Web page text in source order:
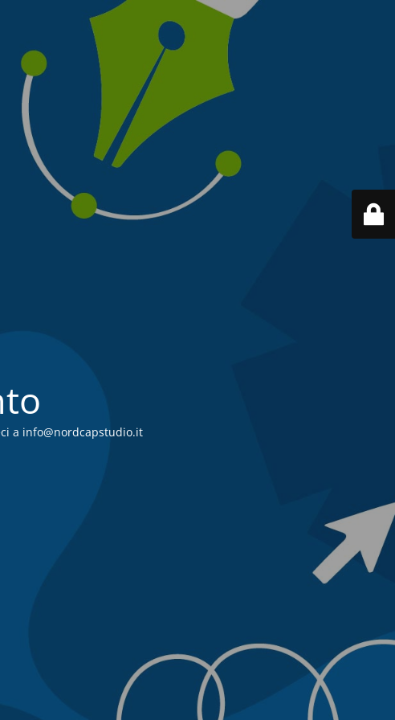
a info@nordcapstudio.it